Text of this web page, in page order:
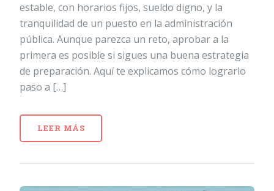
estable, con horarios fijos, sueldo digno, y la
tranquilidad de un puesto en la administración
pública. Aunque parezca un reto, aprobar a la
primera es posible si sigues una buena estrategia
de preparación. Aquí te explicamos cómo lograrlo
paso a […]
LEER MÁS